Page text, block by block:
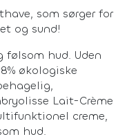
som sørger for
og sund!
følsom hud. Uden
økologiske
Lait-Crème
creme,
hud.